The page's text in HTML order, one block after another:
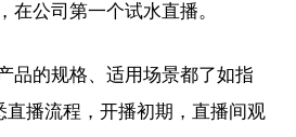
在公司第一个试水直播。
品的规格、适用场景都了如指
播流程，开播初期，直播间观